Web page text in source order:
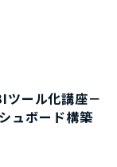
ール化講座－
ュボード構築